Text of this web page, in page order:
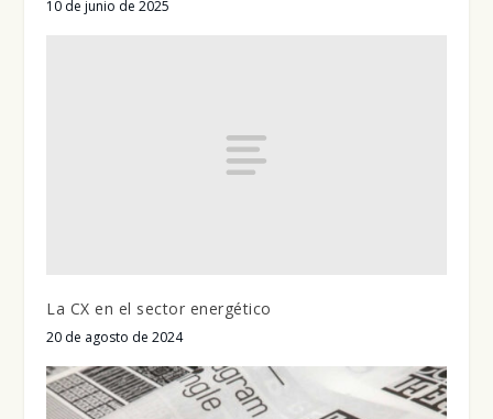
10 de junio de 2025
La CX en el sector energético
20 de agosto de 2024